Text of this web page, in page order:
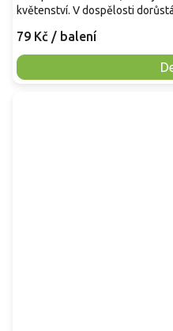
79 Kč / balení
květenství. V dospělosti